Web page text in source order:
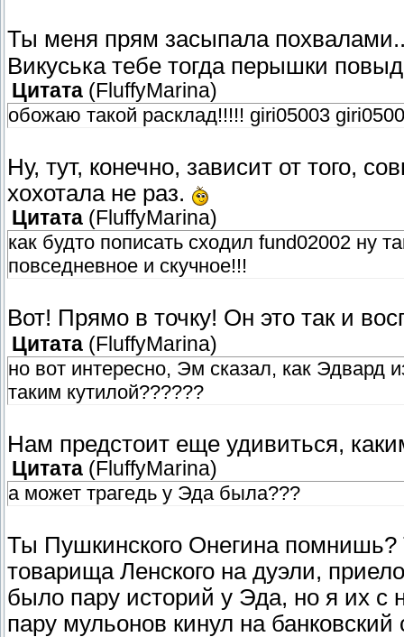
Ты меня прям засыпала
Викуська тебе тогда перышки
Цитата ( FluffyMarina)
обожаю такой расклад!!!!! giri05003
Ну, тут, конечно, зависит от того,
хохотала не раз.
Цитата ( FluffyMarina)
как будто пописать сходил fund02002 ну
повседневное и скучное!!!
Вот! Прямо в точку! Он это так и
Цитата (FluffyMarina)
но вот интересно, Эм сказал, как
таким кутилой??????
Нам предстоит еще удивиться,
Цитата (FluffyMarina)
а может трагедь у Эда была???
Ты Пушкинского Онегина помнишь?
товарища Ленского на дуэли,
было пару историй у Эда, но я их с
пару мульонов кинул на